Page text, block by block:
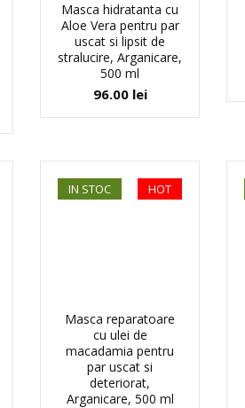
Masca hidratanta cu
Aloe Vera pentru par
uscat si lipsit de
stralucire, Arganicare,
500 ml
96.00 lei
HOT
IN STOC
Masca reparatoare
cu ulei de
macadamia pentru
par uscat si
deteriorat,
Arganicare, 500 ml